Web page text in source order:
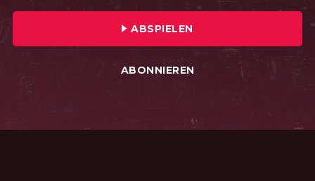
TRAILER · VERÖFFENTLICHT AM:
ABSPIELEN
ABONNIEREN